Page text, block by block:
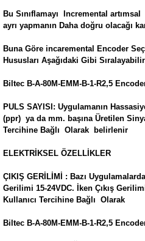
Bu Sınıflamayı Incremental
ayrı yapmanın Daha doğru olacağı
Buna Göre incaremental Encoder
Hususları Aşağıdaki Gibi
Biltec B-A-80M-EMM-B-1-R2,5
PULS SAYISI: Uygulamanın
(ppr) ya da mm. başına Üretilen
Tercihine Bağlı Olarak belirlenir
ELEKTRİKSEL
ÇIKIŞ GERİLİMİ : Bazı
Gerilimi 15-24VDC. İken Çıkış
Kullanıcı Tercihine Bağlı Olarak
Biltec B-A-80M-EMM-B-1-R2,5